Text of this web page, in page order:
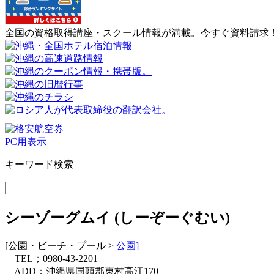
全国の資格取得講座・スクール情報が満載。今すぐ資料請求
PC用表示
キーワード検索
シーゾーグムイ (しーぞーぐむい)
[公園・ビーチ・プール > 公園]
TEL；0980-43-2201
ADD；沖縄県国頭郡東村高江170